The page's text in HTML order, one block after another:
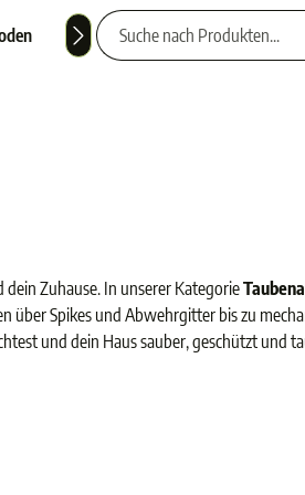
Nützlinge Haustiere
Zuhause. In unserer Kategorie
Spikes und Abwehrgitter bis zu
und dein Haus sauber, geschützt und